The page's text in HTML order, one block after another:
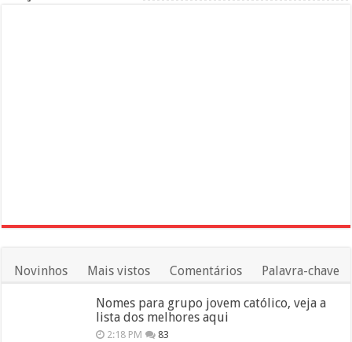
Novinhos Mais vistos Comentários Palavra-chave
Nomes para grupo jovem católico, veja a
lista dos melhores aqui
2:18 PM 83